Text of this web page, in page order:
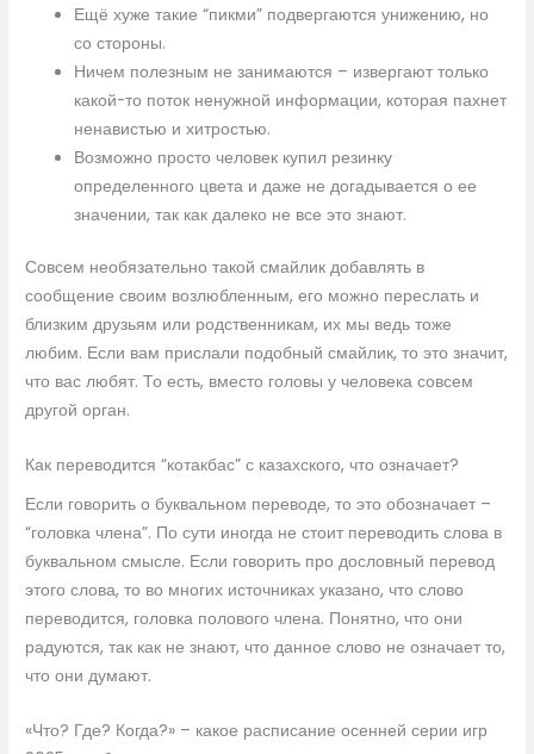
Ещё хуже такие “пикми” подвергаются унижению, но
со стороны.
Ничем полезным не занимаются – извергают только
какой-то поток ненужной информации, которая пахнет
ненавистью и хитростью.
Возможно просто человек купил резинку
определенного цвета и даже не догадывается о ее
значении, так как далеко не все это знают.
Совсем необязательно такой смайлик добавлять в
сообщение своим возлюбленным, его можно переслать и
близким друзьям или родственникам, их мы ведь тоже
любим. Если вам прислали подобный смайлик, то это значит,
что вас любят. То есть, вместо головы у человека совсем
другой орган.
Как переводится “котакбас” с казахского, что означает?
Если говорить о буквальном переводе, то это обозначает –
“головка члена”. По сути иногда не стоит переводить слова в
буквальном смысле. Если говорить про дословный перевод
этого слова, то во многих источниках указано, что слово
переводится, головка полового члена. Понятно, что они
радуются, так как не знают, что данное слово не означает то,
что они думают.
«Что? Где? Когда?» – какое расписание осенней серии игр